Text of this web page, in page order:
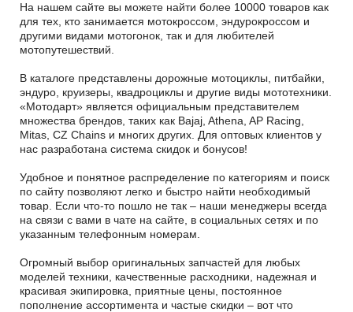
На нашем сайте вы можете найти более 10000 товаров как
для тех, кто занимается мотокроссом, эндурокроссом и
другими видами мотогонок, так и для любителей
мотопутешествий.
В каталоге представлены дорожные мотоциклы, питбайки,
эндуро, круизеры, квадроциклы и другие виды мототехники.
«Мотодарт» является официальным представителем
множества брендов, таких как Bajaj, Athena, AP Racing,
Mitas, CZ Chains и многих других. Для оптовых клиентов у
нас разработана система скидок и бонусов!
Удобное и понятное распределение по категориям и поиск
по сайту позволяют легко и быстро найти необходимый
товар. Если что-то пошло не так – наши менеджеры всегда
на связи с вами в чате на сайте, в социальных сетях и по
указанным телефонным номерам.
Огромный выбор оригинальных запчастей для любых
моделей техники, качественные расходники, надежная и
красивая экипировка, приятные цены, постоянное
пополнение ассортимента и частые скидки – вот что